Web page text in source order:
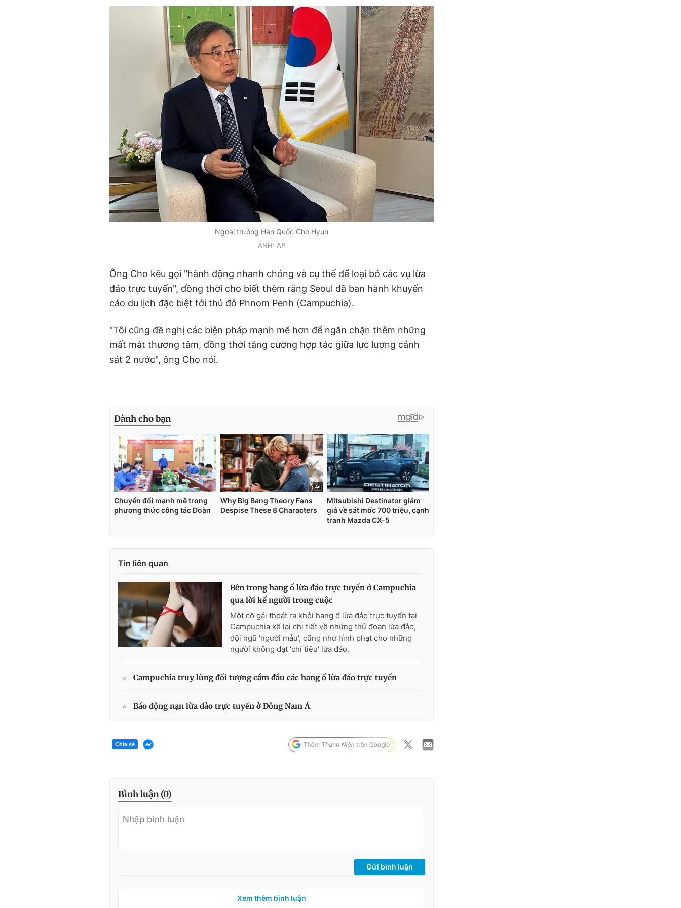
Ngoại trưởng Hàn Quốc Cho Hyun
ẢNH: AP
Ông Cho kêu gọi "hành động nhanh chóng và cụ thể để loại bỏ các vụ lừa
đảo trực tuyến", đồng thời cho biết thêm rằng Seoul đã ban hành khuyến
cáo du lịch đặc biệt tới thủ đô Phnom Penh (Campuchia).
"Tôi cũng đề nghị các biện pháp mạnh mẽ hơn để ngăn chặn thêm những
mất mát thương tâm, đồng thời tăng cường hợp tác giữa lực lượng cảnh
sát 2 nước", ông Cho nói.
Tin liên quan
Bên trong hang ổ lừa đảo trực tuyến ở Campuchia
qua lời kể người trong cuộc
Một cô gái thoát ra khỏi hang ổ lừa đảo trực tuyến tại
Campuchia kể lại chi tiết về những thủ đoạn lừa đảo,
đội ngũ 'người mẫu', cũng như hình phạt cho những
người không đạt 'chỉ tiêu' lừa đảo.
Campuchia truy lùng đối tượng cầm đầu các hang ổ lừa đảo trực tuyến
Báo động nạn lừa đảo trực tuyến ở Đông Nam Á
Chia sẻ
Bình luận (0)
Gửi bình luận
Xem thêm bình luận